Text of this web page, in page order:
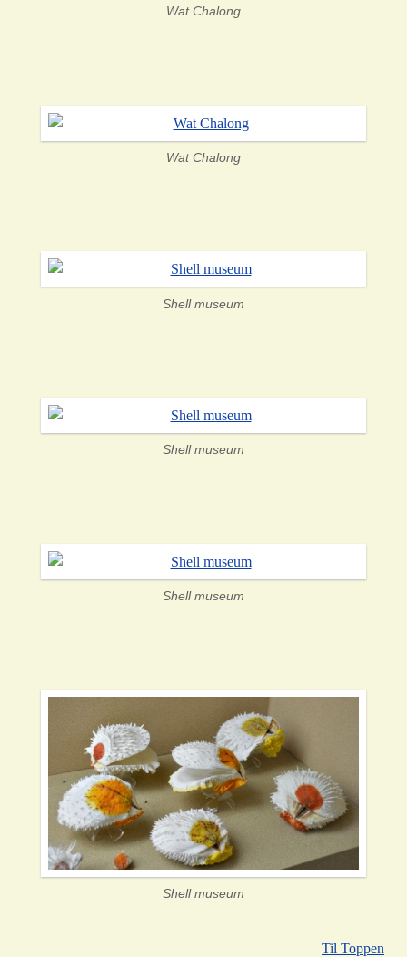
Wat Chalong
Wat Chalong
Shell museum
Shell museum
Shell museum
Shell museum
Til Toppen